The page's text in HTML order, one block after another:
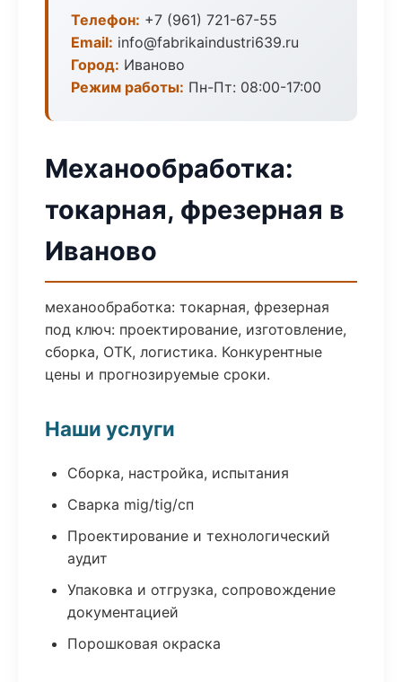
Телефон: +7 (961) 721-67-55
Email: info@fabrikaindustri639.ru
Город: Иваново
Режим работы: Пн-Пт: 08:00-17:00
Механообработка:
токарная, фрезерная в
Иваново
механообработка: токарная, фрезерная
под ключ: проектирование, изготовление,
сборка, ОТК, логистика. Конкурентные
цены и прогнозируемые сроки.
Наши услуги
Сборка, настройка, испытания
Сварка mig/tig/сп
Проектирование и технологический
аудит
Упаковка и отгрузка, сопровождение
документацией
Порошковая окраска